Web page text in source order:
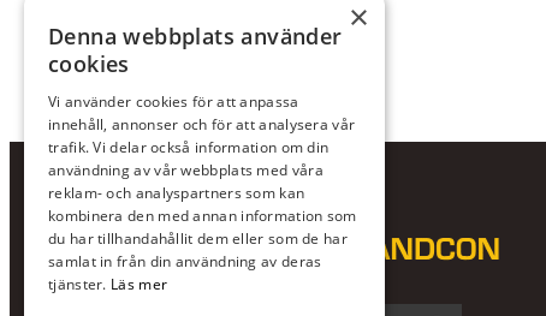
×
Denna webbplats använder
cookies
Vi använder cookies för att anpassa
innehåll, annonser och för att analysera vår
trafik. Vi delar också information om din
användning av vår webbplats med våra
reklam- och analyspartners som kan
kombinera den med annan information som
du har tillhandahållit dem eller som de har
samlat in från din användning av deras
tjänster. Läs mer